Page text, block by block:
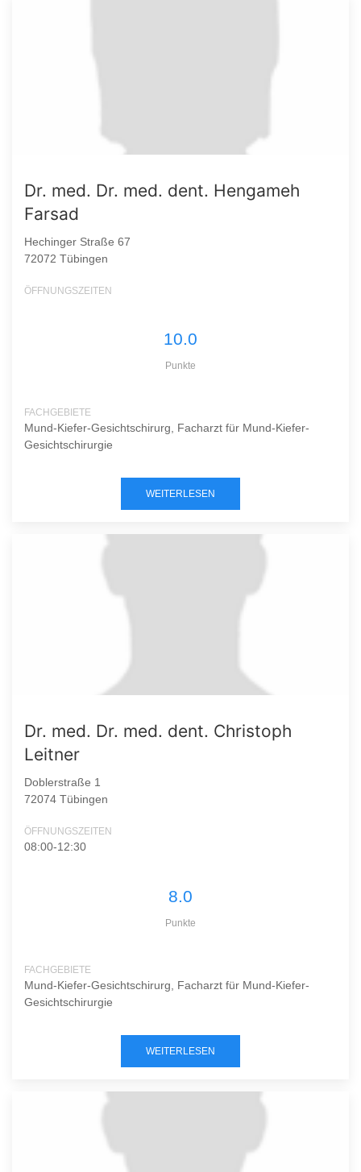
Dr. med. Dr. med. dent. Hengameh
Farsad
Hechinger Straße 67
72072 Tübingen
ÖFFNUNGSZEITEN
10.0
Punkte
FACHGEBIETE
Mund-Kiefer-Gesichtschirurg, Facharzt für Mund-Kiefer-
Gesichtschirurgie
WEITERLESEN
Dr. med. Dr. med. dent. Christoph
Leitner
Doblerstraße 1
72074 Tübingen
ÖFFNUNGSZEITEN
08:00-12:30
8.0
Punkte
FACHGEBIETE
Mund-Kiefer-Gesichtschirurg, Facharzt für Mund-Kiefer-
Gesichtschirurgie
WEITERLESEN